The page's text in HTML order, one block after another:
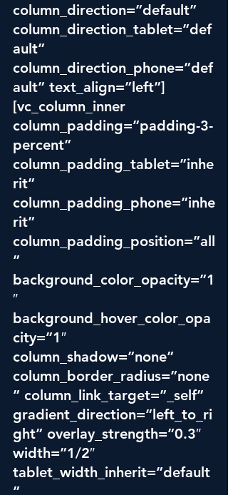
column_direction=”default”
column_direction_tablet=”def
ault”
column_direction_phone=”def
ault” text_align=”left”]
[vc_column_inner
column_padding=”padding-3-
percent”
column_padding_tablet=”inhe
rit”
column_padding_phone=”inhe
rit”
column_padding_position=”all
”
background_color_opacity=”1
″
background_hover_color_opa
city=”1″
column_shadow=”none”
column_border_radius=”none
” column_link_target=”_self”
gradient_direction=”left_to_ri
ght” overlay_strength=”0.3″
width=”1/2″
tablet_width_inherit=”default
”